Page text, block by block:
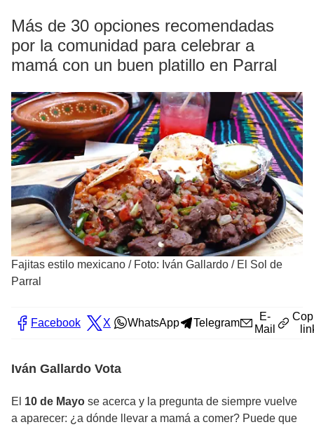
Más de 30 opciones recomendadas
por la comunidad para celebrar a
mamá con un buen platillo en Parral
Fajitas estilo mexicano / Foto: Iván Gallardo / El Sol de
Parral
Facebook X WhatsApp Telegram
E-
Mail
Iván Gallardo Vota
El 10 de Mayo se acerca y la pregunta de siempre vuelve
a aparecer: ¿a dónde llevar a mamá a comer? Puede que